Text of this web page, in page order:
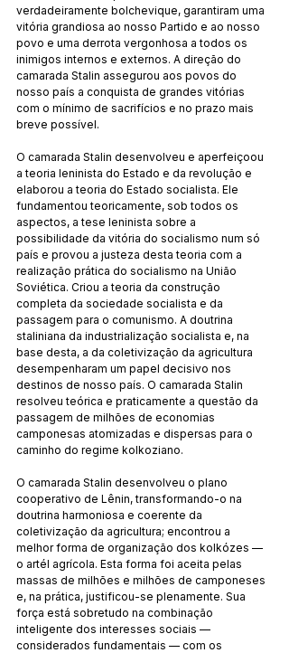
verdadeiramente bolchevique, garantiram uma
vitória grandiosa ao nosso Partido e ao nosso
povo e uma derrota vergonhosa a todos os
inimigos internos e externos. A direção do
camarada Stalin assegurou aos povos do
nosso país a conquista de grandes vitórias
com o mínimo de sacrifícios e no prazo mais
breve possível.
O camarada Stalin desenvolveu e aperfeiçoou
a teoria leninista do Estado e da revolução e
elaborou a teoria do Estado socialista. Ele
fundamentou teoricamente, sob todos os
aspectos, a tese leninista sobre a
possibilidade da vitória do socialismo num só
país e provou a justeza desta teoria com a
realização prática do socialismo na União
Soviética. Criou a teoria da construção
completa da sociedade socialista e da
passagem para o comunismo. A doutrina
staliniana da industrialização socialista e, na
base desta, a da coletivização da agricultura
desempenharam um papel decisivo nos
destinos de nosso país. O camarada Stalin
resolveu teórica e praticamente a questão da
passagem de milhões de economias
camponesas atomizadas e dispersas para o
caminho do regime kolkoziano.
O camarada Stalin desenvolveu o plano
cooperativo de Lênin, transformando-o na
doutrina harmoniosa e coerente da
coletivização da agricultura; encontrou a
melhor forma de organização dos kolkózes —
o artél agrícola. Esta forma foi aceita pelas
massas de milhões e milhões de camponeses
e, na prática, justificou-se plenamente. Sua
força está sobretudo na combinação
inteligente dos interesses sociais —
considerados fundamentais — com os